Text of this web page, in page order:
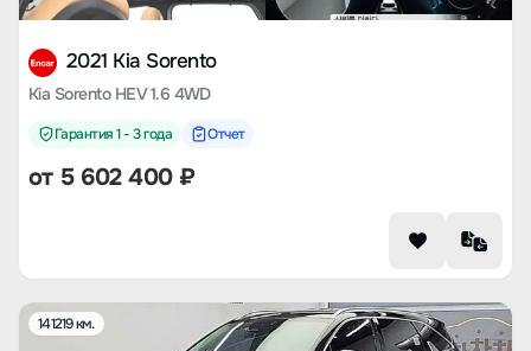
2021 Kia Sorento
Kia Sorento HEV 1.6 4WD
Гарантия 1 - 3 года Отчет
от 5 602 400₽
141219 км.